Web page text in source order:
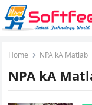
Home NPA kA Matlab
NPA kA